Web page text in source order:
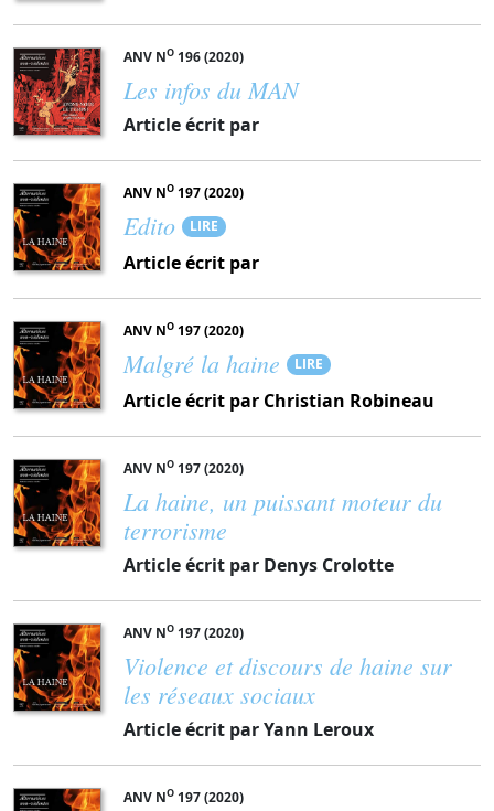
ANV NO 196 (2020)
Les infos du MAN
Article écrit par
ANV NO 197 (2020)
Edito LIRE
Article écrit par
ANV NO 197 (2020)
Malgré la haine LIRE
Article écrit par Christian Robineau
ANV NO 197 (2020)
La haine, un puissant moteur du
terrorisme
Article écrit par Denys Crolotte
ANV NO 197 (2020)
Violence et discours de haine sur
les réseaux sociaux
Article écrit par Yann Leroux
ANV NO 197 (2020)